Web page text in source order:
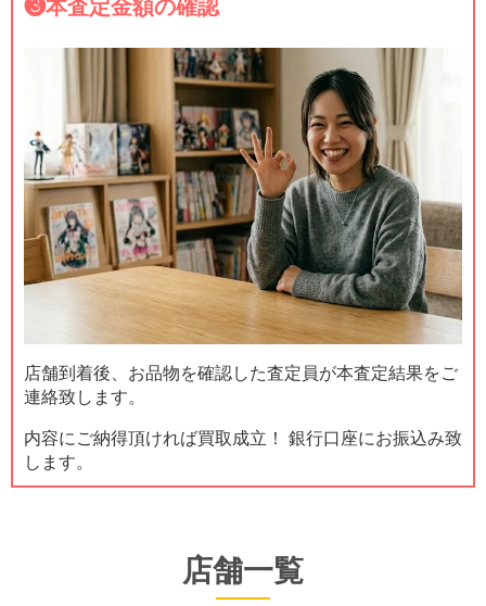
❸本査定金額の確認
店舗到着後、お品物を確認した査定員が本査定結果をご
連絡致します。
内容にご納得頂ければ買取成立！ 銀行口座にお振込み致
します。
店舗一覧